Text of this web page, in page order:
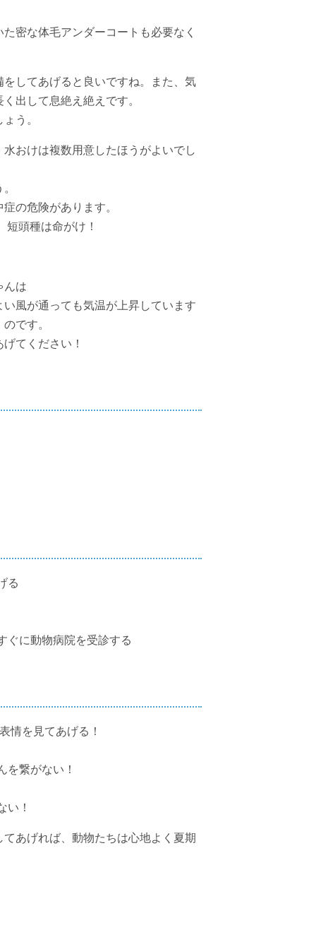
密な体毛アンダーコートも必要なく
してあげると良いですね。また、気
出して息絶え絶えです。
う。
おけは複数用意したほうがよいでし
の危険があります。
頭種は命がけ！
んは
風が通っても気温が上昇しています
です。
てください！
る
ぐに動物病院を受診する
情を見てあげる！
を繋がない！
い！
あげれば、動物たちは心地よく夏期